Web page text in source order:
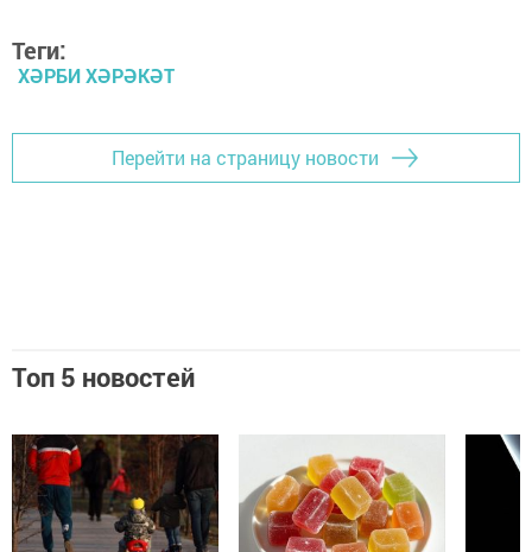
Теги:
ХӘРБИ ХӘРӘКӘТ
Перейти на страницу новости
Топ 5 новостей